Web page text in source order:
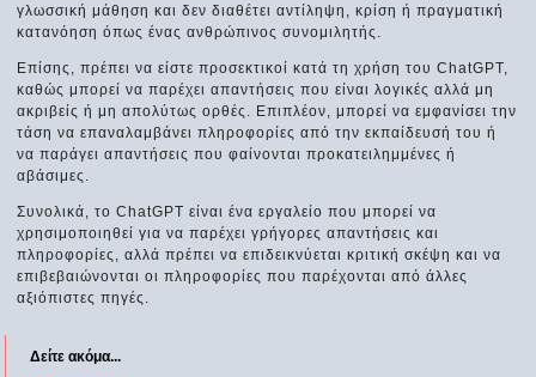
γλωσσική μάθηση και δεν διαθέτει αντίληψη, κρίση ή πραγματική
κατανόηση όπως ένας ανθρώπινος συνομιλητής.
Επίσης, πρέπει να είστε προσεκτικοί κατά τη χρήση του ChatGPT,
καθώς μπορεί να παρέχει απαντήσεις που είναι λογικές αλλά μη
ακριβείς ή μη απολύτως ορθές. Επιπλέον, μπορεί να εμφανίσει την
τάση να επαναλαμβάνει πληροφορίες από την εκπαίδευσή του ή
να παράγει απαντήσεις που φαίνονται προκατειλημμένες ή
αβάσιμες.
Συνολικά, το ChatGPT είναι ένα εργαλείο που μπορεί να
χρησιμοποιηθεί για να παρέχει γρήγορες απαντήσεις και
πληροφορίες, αλλά πρέπει να επιδεικνύεται κριτική σκέψη και να
επιβεβαιώνονται οι πληροφορίες που παρέχονται από άλλες
αξιόπιστες πηγές.
Δείτε ακόμα...